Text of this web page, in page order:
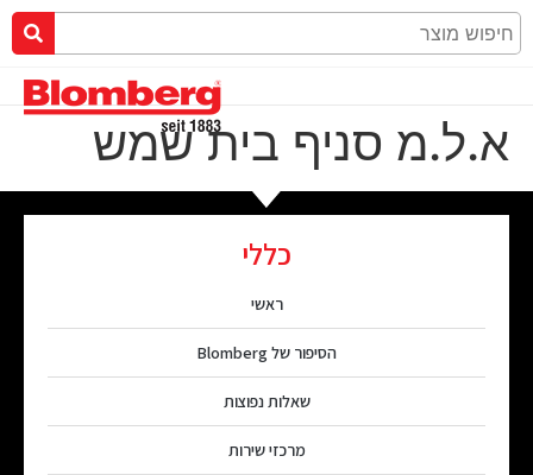
א.ל.מ סניף בית שמש
כללי
ראשי
הסיפור של Blomberg
שאלות נפוצות
מרכזי שירות